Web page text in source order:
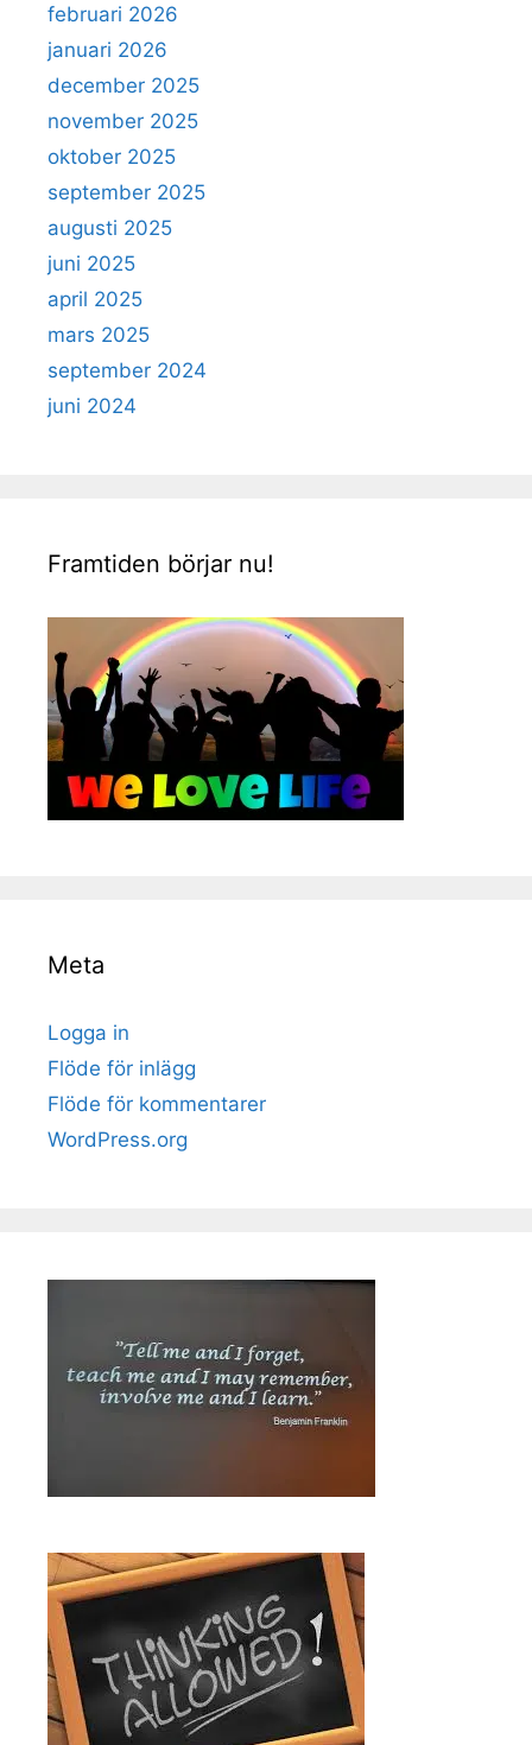
februari 2026
januari 2026
december 2025
november 2025
oktober 2025
september 2025
augusti 2025
juni 2025
april 2025
mars 2025
september 2024
juni 2024
Framtiden börjar nu!
Meta
Logga in
Flöde för inlägg
Flöde för kommentarer
WordPress.org